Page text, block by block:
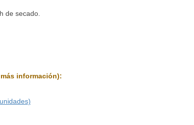
de secado.
información):